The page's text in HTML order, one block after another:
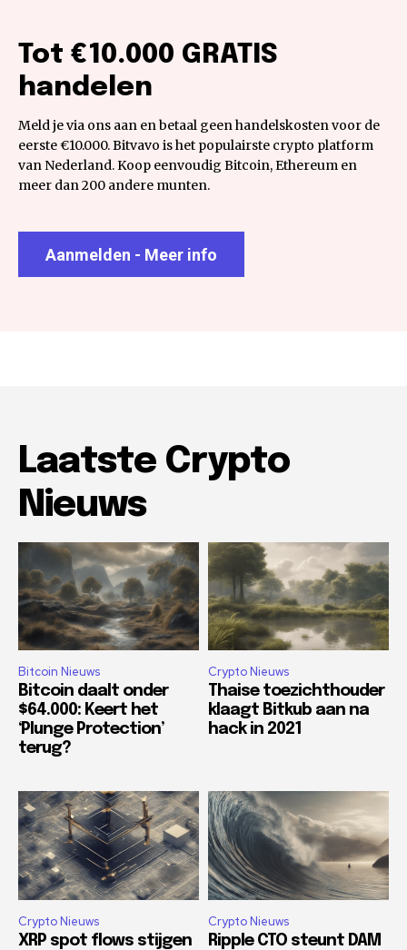
Tot €10.000 GRATIS
handelen
Meld je via ons aan en betaal geen handelskosten voor de
eerste €10.000. Bitvavo is het populairste crypto platform
van Nederland. Koop eenvoudig Bitcoin, Ethereum en
meer dan 200 andere munten.
Aanmelden - Meer info
Laatste Crypto
Nieuws
Bitcoin Nieuws
Bitcoin daalt onder
$64.000: Keert het
‘Plunge Protection’
terug?
Crypto Nieuws
Thaise toezichthouder
klaagt Bitkub aan na
hack in 2021
Crypto Nieuws
XRP spot flows stijgen
Crypto Nieuws
Ripple CTO steunt DAM